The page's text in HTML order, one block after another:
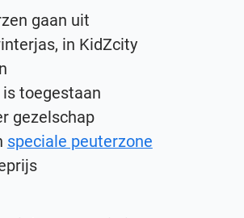
gaan uit
in KidZcity
toegestaan
gezelschap
speciale peuterzone